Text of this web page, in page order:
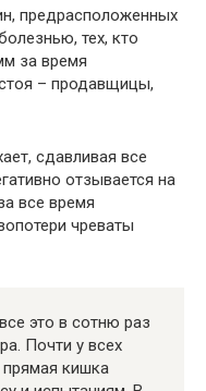
предрасположенных
тех, кто
за время
– продавщицы,
сдавливая все
отзывается на
все время
чреваты
это в сотню раз
Почти у всех
кишка